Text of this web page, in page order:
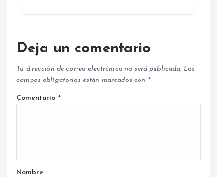
Deja un comentario
Tu dirección de correo electrónico no será publicada. Los
campos obligatorios están marcados con *
Comentario *
Nombre